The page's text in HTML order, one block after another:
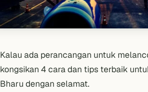
Kalau ada perancangan untuk
kongsikan 4 cara dan tips terbaik
Bharu dengan selamat.